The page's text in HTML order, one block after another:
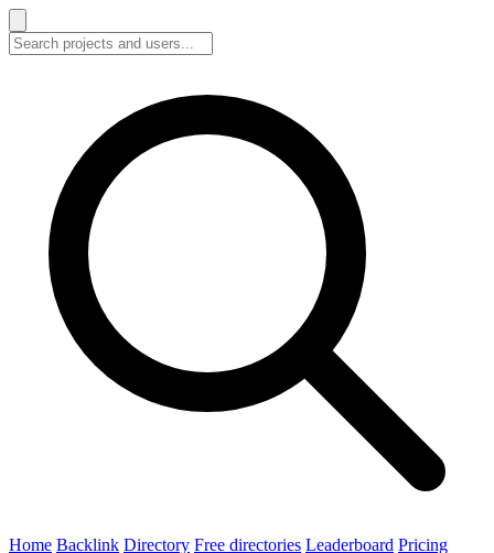
Home Backlink Directory Free directories Leaderboard Pricing